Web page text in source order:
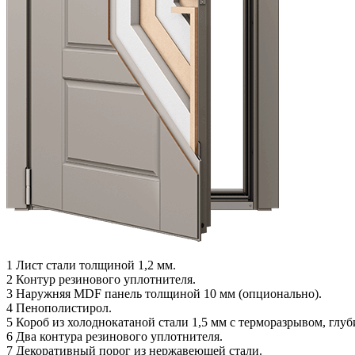
1 Лист стали толщиной 1,2 мм.
2 Контур резинового уплотнителя.
3 Наружняя MDF панель толщиной 10 мм (опционально).
4 Пенополистирол.
5 Короб из холоднокатаной стали 1,5 мм с терморазрывом,
6 Два контура резинового уплотнителя.
7 Декоративный порог из нержавеющей стали.